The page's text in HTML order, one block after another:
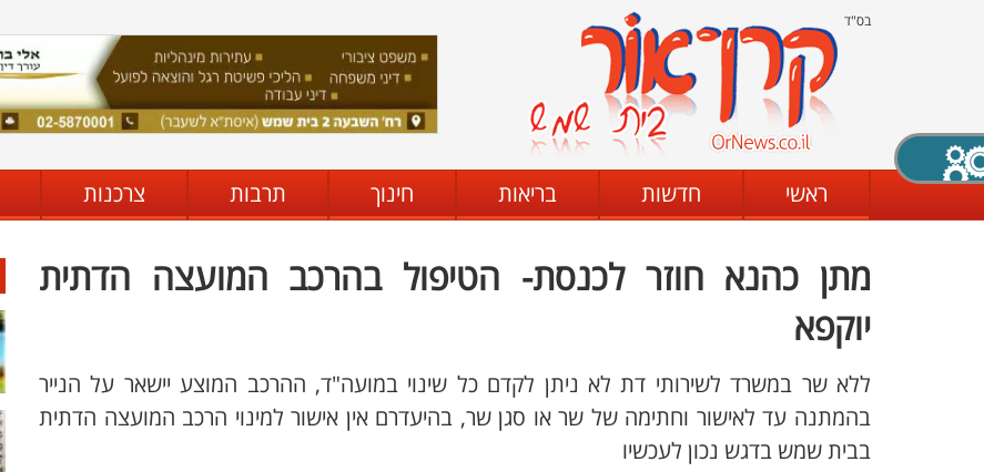
בס"ד
ראשי חדשות בריאות חינוך תרבות צרכנות
מתן כהנא חוזר לכנסת- הטיפול בהרכב המועצה הדתית
יוקפא
ללא שר במשרד לשירותי דת לא ניתן לקדם כל שינוי במועה"ד, ההרכב המוצע יישאר על הנייר
בהמתנה עד לאישור וחתימה של שר או סגן שר, בהיעדרם אין אישור למינוי הרכב המועצה הדתית
בבית שמש בדגש נכון לעכשיו
X סגירה
מצב שחור - לבן קביעת ניגודיות